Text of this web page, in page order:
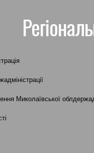
Миколаївської